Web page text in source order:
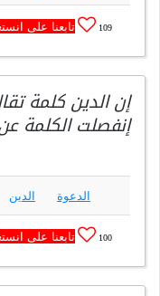
109 تابعنا على
إن الدين كلمة
إنفصلت الكلمة
الدعوة الدين
100 تابعنا على